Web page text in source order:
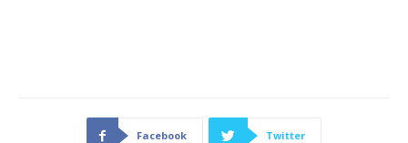
Facebook Twitter